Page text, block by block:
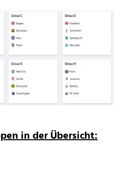
in der Übersicht: